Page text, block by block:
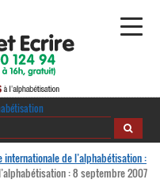
Alphabétisation
internationale de l’alphabétisation :
: 8 septembre 2007